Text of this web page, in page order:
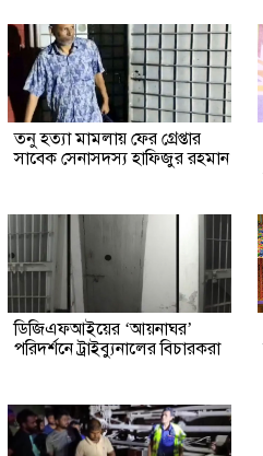
তনু হত্যা মামলায় ফের গ্রেপ্তার
সাবেক সেনাসদস্য হাফিজুর রহমান
ডিজিএফআইয়ের ‘আয়নাঘর’
পরিদর্শনে ট্রাইব্যুনালের বিচারকরা